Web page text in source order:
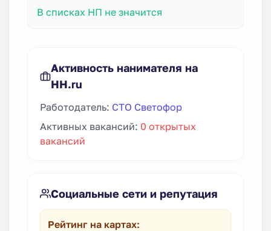
В списках НП не значится
Активность нанимателя на
HH.ru
Работодатель: CTO Светофор
Активных вакансий: 0 открытых
вакансий
Социальные сети и репутация
Рейтинг на картах: